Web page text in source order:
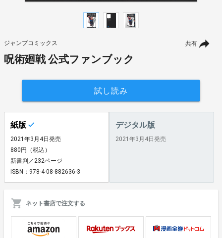
共有
ジャンプコミックス
呪術廻戦 公式ファンブック
試し読み
紙版
2021年3月4日発売
880円（税込）
新書判／232ページ
ISBN：978-4-08-882636-3
デジタル版
2021年3月4日発売
ネット書店で注文する